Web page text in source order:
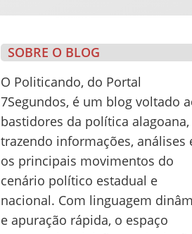
SOBRE O BLOG
O Politicando, do Portal
7Segundos, é um blog voltado
bastidores da política alagoana,
trazendo informações, análises
os principais movimentos do
cenário político estadual e
nacional. Com linguagem
e apuração rápida, o espaço